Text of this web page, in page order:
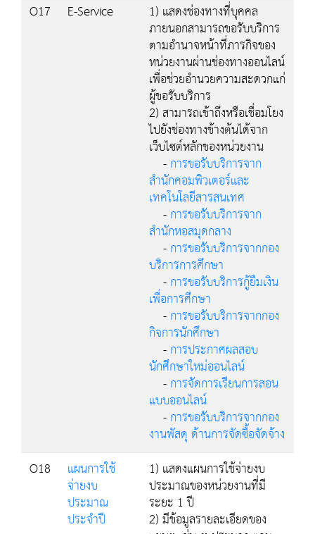
O17
E-Service 1) แสดงช่องทางที่บุคคล
ภายนอกสามารถขอรับบริการ
ตามอำนาจหน้าที่ภารกิจของ
หน่วยงานผ่านช่องทางออนไลน์
เพื่อช่วยอำนวยความสะดวกแก่
ผู้ขอรับบริการ
2) สามารถเข้าถึงหรือเชื่อมโยง
ไปยังช่องทางข้างต้นได้จาก
เว็บไซต์หลักของหน่วยงาน
-การขอรับบริการจาก
สำนักคอมพิวเตอร์และ
เทคโนโลยีสารสนเทศ
-การขอรับบริการจาก
สำนักหอสมุดกลาง
-การขอรับบริการจากกอง
บริการการศึกษา
-การขอรับบริการกู้ยืมเงิน
เพื่อการศึกษา
-การขอรับบริการจากกอง
กิจการนักศึกษา
-การประกาศผลสอบ
นักศึกษาใหม่ออนไลน์
-การจัดการเรียนการสอน
แบบออนไลน์
-การขอรับบริการจากกอง
งานพัสดุ ด้านการจัดซื้อจัดจ้าง
O18
แผนการใช้
จ่ายงบ
ประมาณ
ประจำปี
1) แสดงแผนการใช้จ่ายงบ
ประมาณของหน่วยงานที่มี
ระยะ 1 ปี
2) มีข้อมูลรายละเอียดของ